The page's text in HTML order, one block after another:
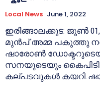
Local News June 1, 2022
ഇരിങ്ങാലക്കുട: ജൂൺ 01,
മുൻപ് അമ്മ പകുത്തു
ഷാരോൺ
സനയുടെയും
കല്പടവുകൾ